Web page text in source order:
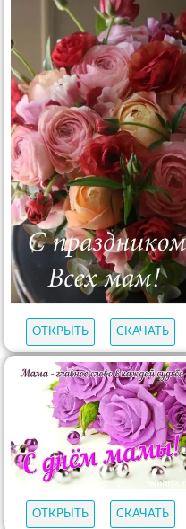
ОТКРЫТЬ СКАЧАТЬ
ОТКРЫТЬ СКАЧАТЬ